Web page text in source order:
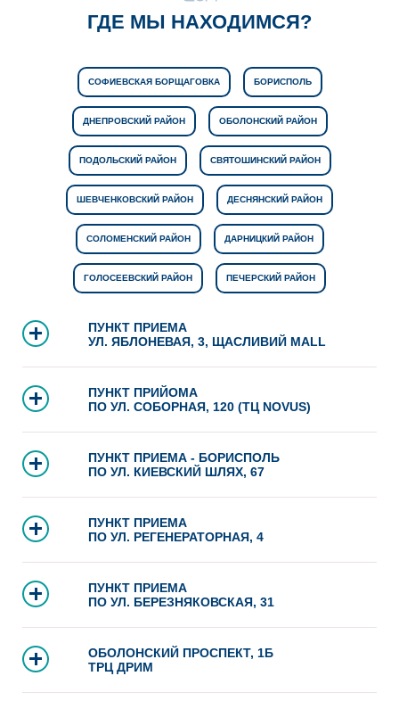
ГДЕ МЫ НАХОДИМСЯ?
СОФИЕВСКАЯ БОРЩАГОВКА БОРИСПОЛЬ
ДНЕПРОВСКИЙ РАЙОН ОБОЛОНСКИЙ РАЙОН
ПОДОЛЬСКИЙ РАЙОН СВЯТОШИНСКИЙ РАЙОН
ШЕВЧЕНКОВСКИЙ РАЙОН ДЕСНЯНСКИЙ РАЙОН
СОЛОМЕНСКИЙ РАЙОН ДАРНИЦКИЙ РАЙОН
ГОЛОСЕЕВСКИЙ РАЙОН ПЕЧЕРСКИЙ РАЙОН
ПУНКТ ПРИЕМА
УЛ. ЯБЛОНЕВАЯ, 3, ЩАСЛИВИЙ MALL
ПУНКТ ПРИЙОМА
ПО УЛ. СОБОРНАЯ, 120 (ТЦ NOVUS)
ПУНКТ ПРИЕМА - БОРИСПОЛЬ
ПО УЛ. КИЕВСКИЙ ШЛЯХ, 67
ПУНКТ ПРИЕМА
ПО УЛ. РЕГЕНЕРАТОРНАЯ, 4
ПУНКТ ПРИЕМА
ПО УЛ. БЕРЕЗНЯКОВСКАЯ, 31
ОБОЛОНСКИЙ ПРОСПЕКТ, 1Б
ТРЦ ДРИМ